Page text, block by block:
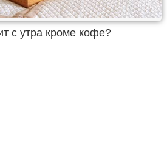
с утра кроме кофе?